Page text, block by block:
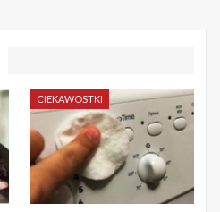
CIEKAWOSTKI